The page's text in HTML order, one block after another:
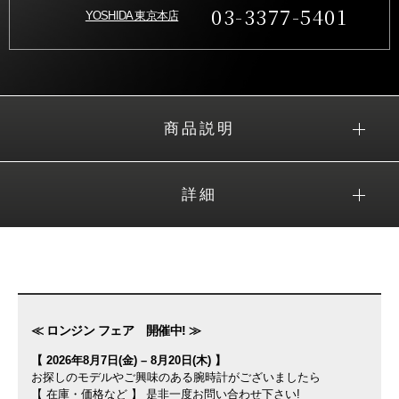
YOSHIDA 東京本店 03-3377-5401
商品説明
詳細
≪ ロンジン フェア 開催中! ≫
【 2026年8月7日(金) – 8月20日(木) 】
お探しのモデルやご興味のある腕時計がございましたら
【 在庫・価格など 】 是非一度お問い合わせ下さい!